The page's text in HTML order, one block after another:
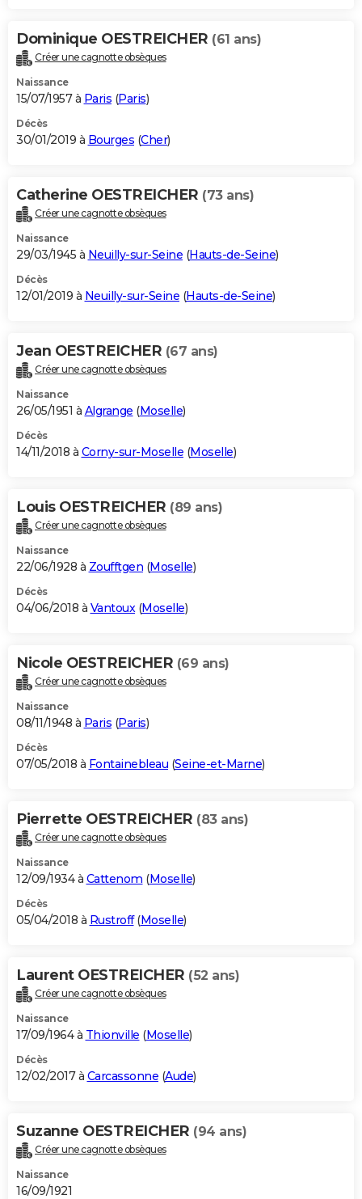
Dominique OESTREICHER (61 ans)
Créer une cagnotte obsèques
Naissance
15/07/1957 à Paris (Paris)
Décès
30/01/2019 à Bourges (Cher)
Catherine OESTREICHER (73 ans)
Créer une cagnotte obsèques
Naissance
29/03/1945 à Neuilly-sur-Seine (Hauts-de-Seine)
Décès
12/01/2019 à Neuilly-sur-Seine (Hauts-de-Seine)
Jean OESTREICHER (67 ans)
Créer une cagnotte obsèques
Naissance
26/05/1951 à Algrange (Moselle)
Décès
14/11/2018 à Corny-sur-Moselle (Moselle)
Louis OESTREICHER (89 ans)
Créer une cagnotte obsèques
Naissance
22/06/1928 à Zoufftgen (Moselle)
Décès
04/06/2018 à Vantoux(Moselle)
Nicole OESTREICHER (69 ans)
Créer une cagnotte obsèques
Naissance
08/11/1948 à Paris (Paris)
Décès
07/05/2018 à Fontainebleau (Seine-et-Marne)
Pierrette OESTREICHER (83 ans)
Créer une cagnotte obsèques
Naissance
12/09/1934 à Cattenom (Moselle)
Décès
05/04/2018 à Rustroff(Moselle)
Laurent OESTREICHER (52 ans)
Créer une cagnotte obsèques
Naissance
17/09/1964 à Thionville (Moselle)
Décès
12/02/2017 à Carcassonne (Aude)
Suzanne OESTREICHER (94 ans)
Créer une cagnotte obsèques
Naissance
16/09/1921